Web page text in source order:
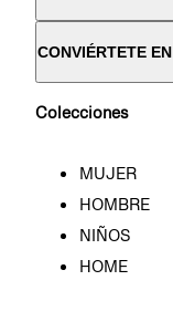
CONVIÉRTETE
Colecciones
MUJER
HOMBRE
NIÑOS
HOME